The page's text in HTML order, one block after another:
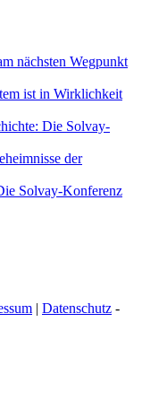
nächsten Wegpunkt
ist in Wirklichkeit
Die Solvay-
der
Solvay-Konferenz
| Datenschutz -